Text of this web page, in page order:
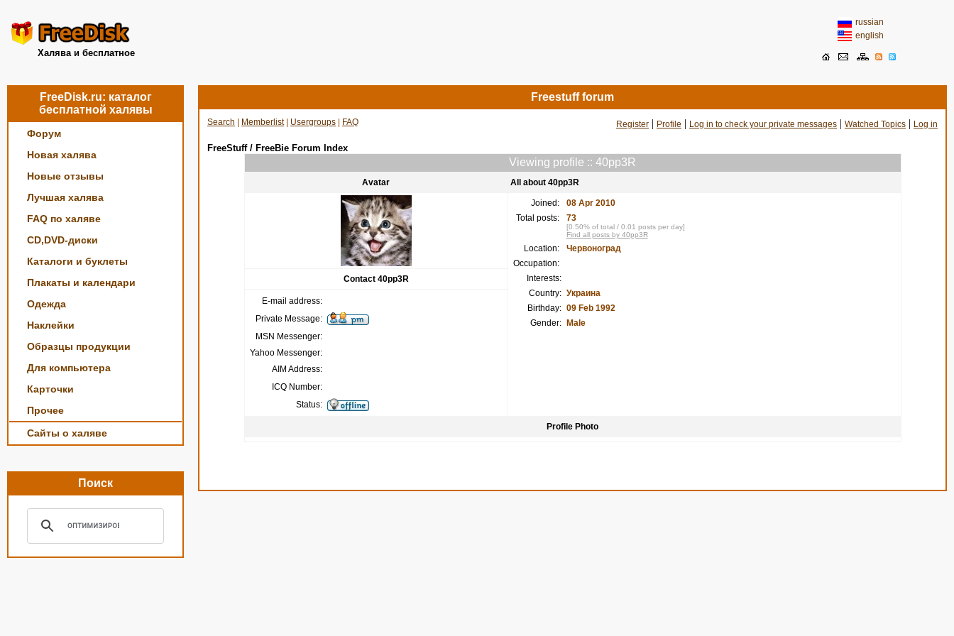
Халява и бесплатное
russian
english
FreeDisk.ru: каталог
бесплатной халявы
Форум
Новая халява
Новые отзывы
Лучшая халява
FAQ по халяве
CD,DVD-диски
Каталоги и буклеты
Плакаты и календари
Одежда
Наклейки
Образцы продукции
Для компьютера
Карточки
Прочее
Сайты о халяве
Поиск
Freestuff forum
Search Memberlist| Usergroups FAQ Register | Profile | Log in to check your private messages | Watched Topics | Log in
FreeStuff / FreeBie Forum Index
Viewing profile :: 40pp3R
Avatar All about 40pp3R
Joined:
08 Apr 2010
Total posts:
73
[0.50% of total / 0.01 posts per day]
Find all posts by 40pp3R
Location:
Червоноград
Occupation:
Interests:
Country: Украина
Birthday: 09 Feb 1992
Gender:
Male
Contact 40pp3R
E-mail address:
Private Message:
MSN Messenger:
Yahoo Messenger:
AIM Address:
ICQ Number:
Status:
Profile Photo